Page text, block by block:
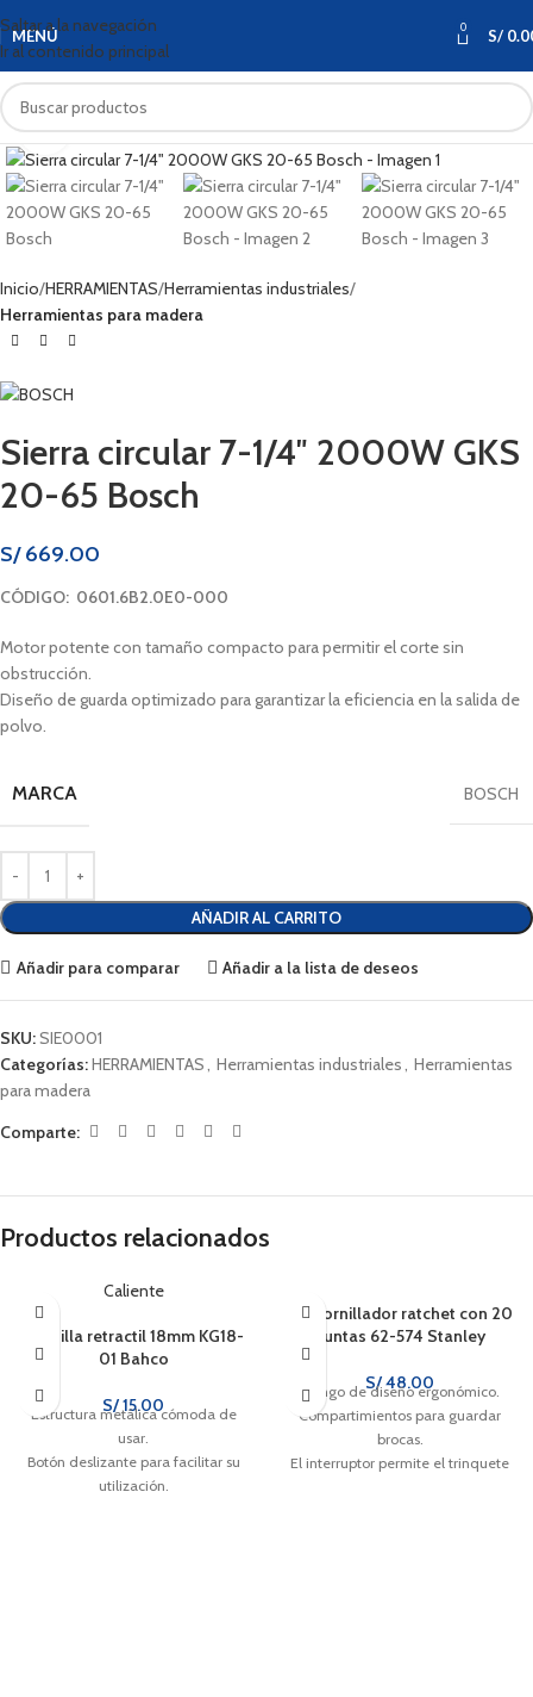
Saltar a la navegación
Ir al contenido principal
MENÚ 0 S/
Haga clic para ampliar
Inicio HERRAMIENTAS Herramientas industriales
Herramientas para madera
Sierra circular 7-1/4″ 2000W GKS
20-65 Bosch
S/669.00
CÓDIGO: 0601.6B2.0E0-000
Motor potente con tamaño compacto para permitir el corte sin
obstrucción.
Diseño de guarda optimizado para garantizar la eficiencia en la salida de
polvo.
MARCA BOSCH
AÑADIR AL CARRITO
Añadir para comparar Añadir a la lista de deseos
SKU:SIE0001
Categorías:HERRAMIENTAS, Herramientas industriales, Herramientas
para madera
Comparte:
Productos relacionados
Caliente
Cuchilla retractil 18mm KG18-
01 Bahco
S/15.00
Estructura metálica cómoda de
usar.
Botón deslizante para facilitar su
utilización.
Destornillador ratchet con 20
puntas 62-574 Stanley
S/48.00
Mango de diseño ergonómico.
Compartimientos para guardar
brocas.
El interruptor permite el trinquete